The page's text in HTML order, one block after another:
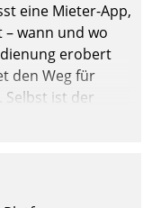
eine Mieter-App,
wann und wo
erobert
den Weg für
Selbst ist der